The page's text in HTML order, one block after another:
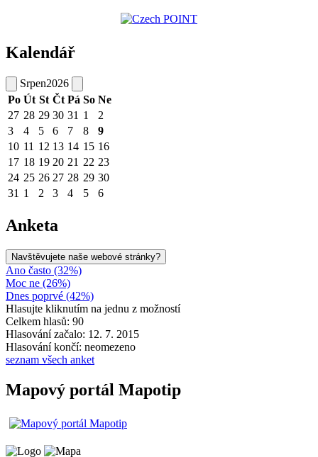
Kalendář
Srpen2026
Po Út St Čt Pá So Ne
27 28 29 30 31 1
2
3
4 5 6 7 8
9
10 11 12 13 14 15 16
17 18 19 20 21 22 23
24 25 26 27 28 29 30
31 1 2 3 4 5 6
Anketa
Navštěvujete naše webové stránky?
Ano často (32%)
Moc ne (26%)
Dnes poprvé (42%)
Hlasujte kliknutím na jednu z možností
Celkem hlasů: 90
Hlasování začalo: 12. 7. 2015
Hlasování končí: neomezeno
seznam všech anket
Mapový portál Mapotip